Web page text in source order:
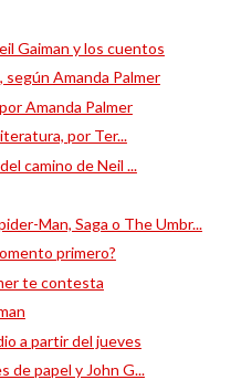
Gaiman y los cuentos
Amanda Palmer
Amanda Palmer
por Ter...
camino de Neil ...
Man, Saga o The Umbr...
primero?
te contesta
a partir del jueves
de papel y John G...